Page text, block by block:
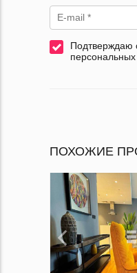
Подтверждаю
ПОХОЖИЕ